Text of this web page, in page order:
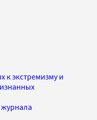
к экстремизму и